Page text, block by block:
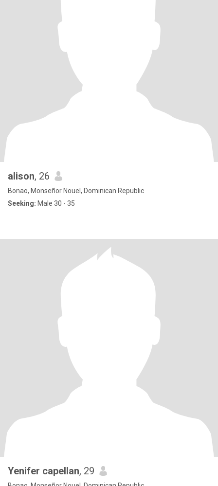
alison, 26
Bonao, Monseñor Nouel, Dominican Republic
Seeking: Male 30 - 35
Yenifer capellan, 29